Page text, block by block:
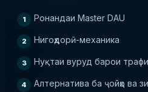
Ронандаи Master DAU
Нигоҳдорӣ-механика
Нуқтаи вуруд барои
Алтернатива ба ҷойҳо ва